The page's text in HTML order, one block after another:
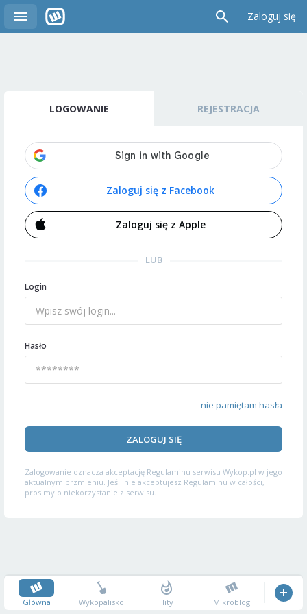
Zaloguj się
LOGOWANIE REJESTRACJA
Zaloguj się z Facebook
Zaloguj się z Apple
LUB
Login
Hasło
nie pamiętam hasła
ZALOGUJ SIĘ
Zalogowanie oznacza akceptację Regulaminu serwisu Wykop.pl w jego
aktualnym brzmieniu. Jeśli nie akceptujesz Regulaminu w całości,
prosimy o niekorzystanie z serwisu.
Główna Wykopalisko Hity Mikroblog